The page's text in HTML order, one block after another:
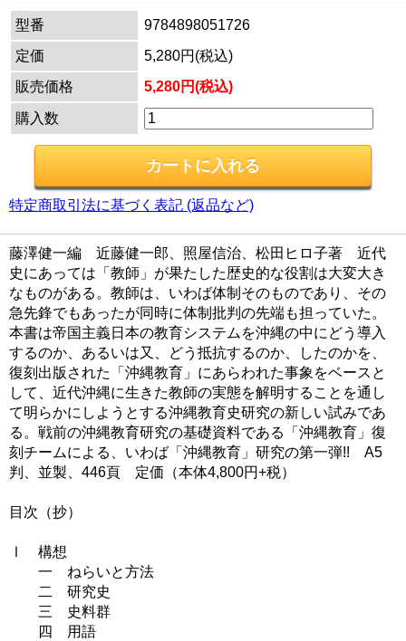
型番
9784898051726
定価
5,280円(税込)
販売価格
5,280円(税込)
購入数
特定商取引法に基づく表記 (返品など)
藤澤健一編 近藤健一郎、照屋信治、松田ヒロ子著 近代
史にあっては「教師」が果たした歴史的な役割は大変大き
なものがある。教師は、いわば体制そのものであり、その
急先鋒でもあったが同時に体制批判の先端も担っていた。
本書は帝国主義日本の教育システムを沖縄の中にどう導入
するのか、あるいは又、どう抵抗するのか、したのかを、
復刻出版された「沖縄教育」にあらわれた事象をベースと
して、近代沖縄に生きた教師の実態を解明することを通し
て明らかにしようとする沖縄教育史研究の新しい試みであ
る。戦前の沖縄教育研究の基礎資料である「沖縄教育」復
刻チームによる、いわば「沖縄教育」研究の第一弾!! A5
判、並製、446頁 定価（本体4,800円+税）
目次（抄）
Ⅰ 構想
一 ねらいと方法
二 研究史
三 史料群
四 用語